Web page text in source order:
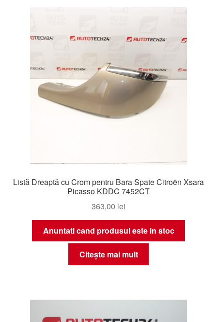
Listă Dreaptă cu Crom pentru Bara Spate Citroën Xsara
Picasso KDDC 7452CT
363,00 lei
Anuntati cand produsul este in stoc
Citește mai mult